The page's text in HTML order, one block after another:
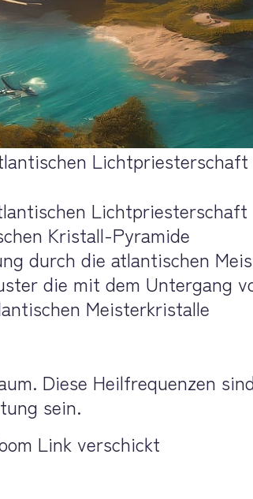
Lichtpriesterschaft
Lichtpriesterschaft
Kristall-Pyramide
durch die atlantischen
die mit dem Untergang
Meisterkristalle
Diese Heilfrequenzen
sein.
Link verschickt